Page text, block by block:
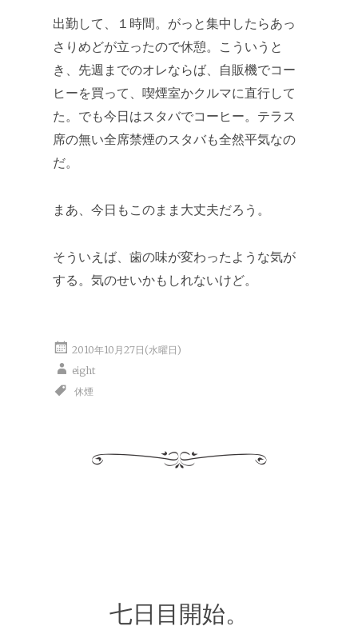
出勤して、１時間。がっと集中したらあっ
さりめどが立ったので休憩。こういうと
き、先週までのオレならば、自販機でコー
ヒーを買って、喫煙室かクルマに直行して
た。でも今日はスタバでコーヒー。テラス
席の無い全席禁煙のスタバも全然平気なの
だ。
まあ、今日もこのまま大丈夫だろう。
そういえば、歯の味が変わったような気が
する。気のせいかもしれないけど。
2010年10月27日(水曜日)
eight
休煙
七日目開始。